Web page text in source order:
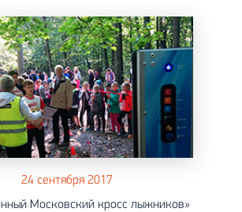
24 сентября 2017
Московский кросс лыжников»